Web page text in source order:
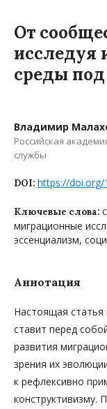
От
исследуя
среды
Владимир
Российская
службы
DOI: https://doi.org/
Ключевые слова:
миграционные
эссенциализм,
Аннотация
Настоящая статья
ставит перед
развития
зрения их
к рефлексивно
конструктивизму.